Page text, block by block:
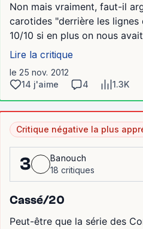
Non mais vraiment, faut-il
carotides "derrière les lignes
10/10 si en plus on nous
Lire la critique
le 25 nov. 2012
14 j'aime
4 1.3K
Critique négative la plus
3
Banouch
18 critiques
Cassé/20
Peut-être que la série des